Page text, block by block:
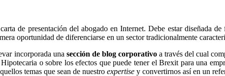
de presentación del abogado en Internet. Debe estar diseñada
oportunidad de diferenciarse en un sector tradicionalmente
incorporada una sección de blog corporativoa través del cual
o sobre los efectos que puede tener el Brexit para una
temas que sean de nuestro expertise y convertirnos así en un